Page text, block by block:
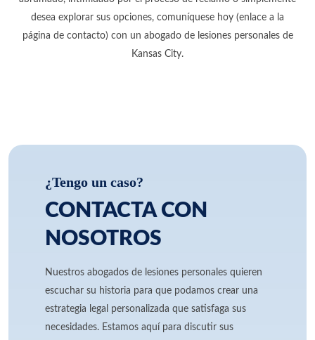
desea explorar sus opciones, comuníquese hoy (enlace a la
página de contacto) con un abogado de lesiones personales de
Kansas City.
¿Tengo un caso?
CONTACTA CON
NOSOTROS
Nuestros abogados de lesiones personales quieren
escuchar su historia para que podamos crear una
estrategia legal personalizada que satisfaga sus
necesidades. Estamos aquí para discutir sus